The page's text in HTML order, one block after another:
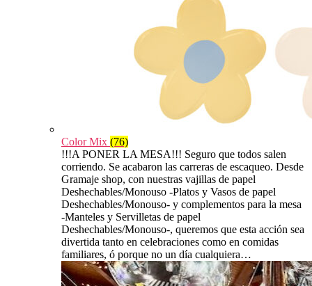
Color Mix (76)
!!!A PONER LA MESA!!! Seguro que todos salen
corriendo. Se acabaron las carreras de escaqueo. Desde
Gramaje shop, con nuestras vajillas de papel
Deshechables/Monouso -Platos y Vasos de papel
Deshechables/Monouso- y complementos para la mesa
-Manteles y Servilletas de papel
Deshechables/Monouso-, queremos que esta acción sea
divertida tanto en celebraciones como en comidas
familiares, ó porque no un día cualquiera…